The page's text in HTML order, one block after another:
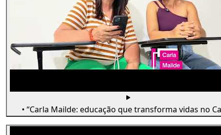
• “Carla Mailde: educação que transforma vidas no